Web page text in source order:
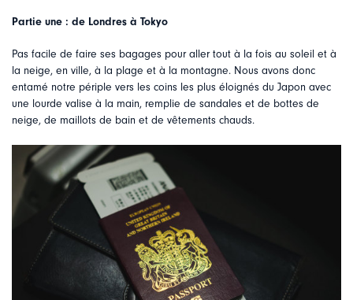
Partie une : de Londres à Tokyo
Pas facile de faire ses bagages pour aller tout à la fois au soleil et à
la neige, en ville, à la plage et à la montagne. Nous avons donc
entamé notre périple vers les coins les plus éloignés du Japon avec
une lourde valise à la main, remplie de sandales et de bottes de
neige, de maillots de bain et de vêtements chauds.